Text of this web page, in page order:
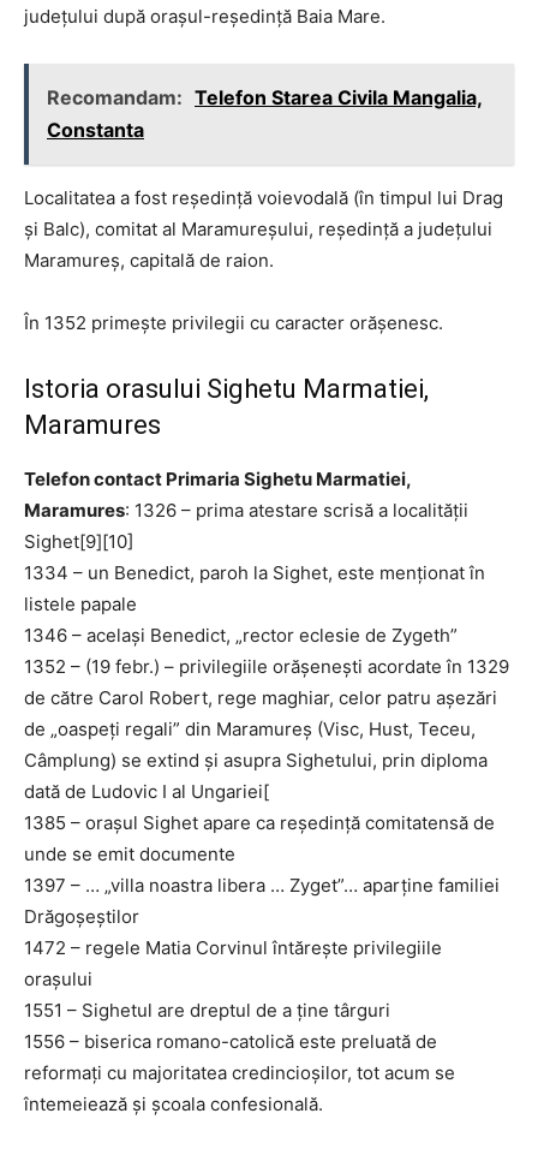
județului după orașul-reședință Baia Mare.
Recomandam: Telefon Starea Civila Mangalia,
Constanta
Localitatea a fost reședință voievodală (în timpul lui Drag
și Balc), comitat al Maramureșului, reședință a județului
Maramureș, capitală de raion.
În 1352 primește privilegii cu caracter orășenesc.
Istoria orasului Sighetu Marmatiei,
Maramures
Telefon contact Primaria Sighetu Marmatiei,
Maramures: 1326 – prima atestare scrisă a localității
Sighet[9][10]
1334 – un Benedict, paroh la Sighet, este menționat în
listele papale
1346 – același Benedict, „rector eclesie de Zygeth”
1352 – (19 febr.) – privilegiile orășenești acordate în 1329
de către Carol Robert, rege maghiar, celor patru așezări
de „oaspeți regali” din Maramureș (Visc, Hust, Teceu,
Câmplung) se extind și asupra Sighetului, prin diploma
dată de Ludovic I al Ungariei[
1385 – orașul Sighet apare ca reședință comitatensă de
unde se emit documente
1397 – … „villa noastra libera … Zyget”… aparține familiei
Drăgoșeștilor
1472 – regele Matia Corvinul întărește privilegiile
orașului
1551 – Sighetul are dreptul de a ține târguri
1556 – biserica romano-catolică este preluată de
reformați cu majoritatea credincioșilor, tot acum se
întemeiează și școala confesională.